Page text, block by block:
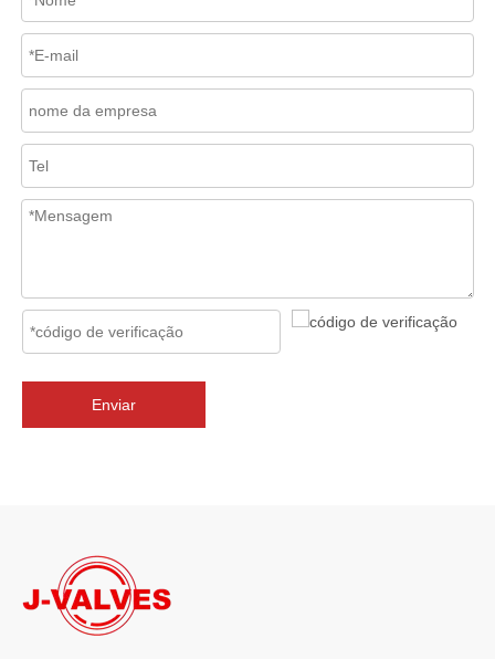
2026-07-02
J-VALVES Válvula borboleta com flange tripla excêntrica DN2800 PN10 WCB: vantagens, guia de seleção e casos de projetos de sucesso
J-VALVES fornece válvulas borboleta de flange excêntrica tripla
Enviar